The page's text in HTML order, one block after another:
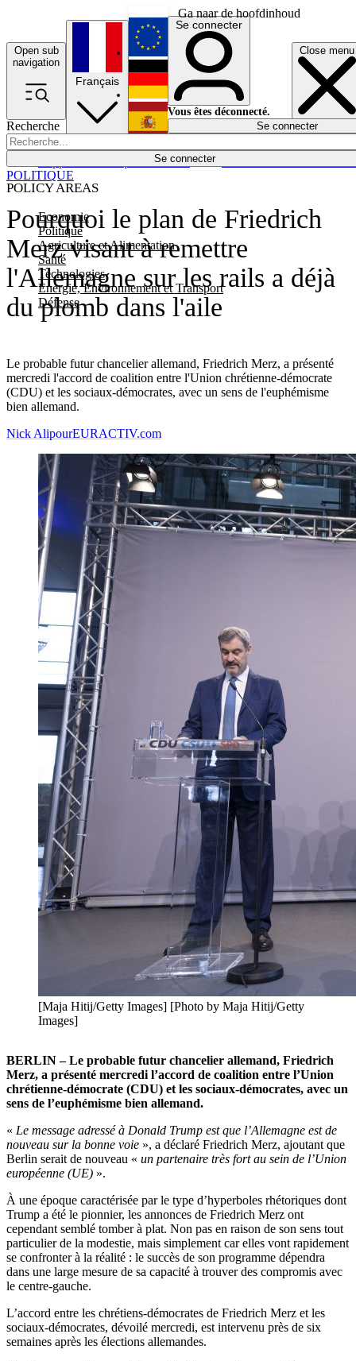
Ga naar de hoofdinhoud
Open sub
navigation
Close menu
Recherche
Se connecter
POLICY AREAS
Economie
Politique
Agriculture et Alimentation
Santé
Technologies
Energie, Environnement et Transport
Défense
Économie
Français
English
Deutsch
Español
Se connecter
Vous êtes déconnecté.
Se connecter
Pourquoi le plan de Friedrich
Merz visant à remettre
l'Allemagne sur les rails a déjà
du plomb dans l'aile
Le probable futur chancelier allemand, Friedrich Merz, a présenté
mercredi l'accord de coalition entre l'Union chrétienne-démocrate
(CDU) et les sociaux-démocrates, avec un sens de l'euphémisme
bien allemand.
POLITIQUE
Nick AlipourEURACTIV.com
[Maja Hitij/Getty Images] [Photo by Maja Hitij/Getty
Images]
BERLIN – Le probable futur chancelier allemand, Friedrich
Merz, a présenté mercredi l’accord de coalition entre l’Union
chrétienne-démocrate (CDU) et les sociaux-démocrates, avec un
sens de l’euphémisme bien allemand.
« Le message adressé à Donald Trump est que l’Allemagne est de
nouveau sur la bonne voie », a déclaré Friedrich Merz, ajoutant que
Berlin serait de nouveau « un partenaire très fort au sein de l’Union
européenne (UE) ».
À une époque caractérisée par le type d’hyperboles rhétoriques dont
Trump a été le pionnier, les annonces de Friedrich Merz ont
cependant semblé tomber à plat. Non pas en raison de son sens tout
particulier de la modestie, mais simplement car elles vont rapidement
se confronter à la réalité : le succès de son programme dépendra
dans une large mesure de sa capacité à trouver des compromis avec
le centre-gauche.
L’accord entre les chrétiens-démocrates de Friedrich Merz et les
sociaux-démocrates, dévoilé mercredi, est intervenu près de six
semaines après les élections allemandes.